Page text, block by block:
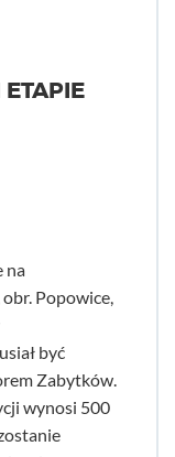
na
Popowice,
być
Zabytków.
wynosi 500